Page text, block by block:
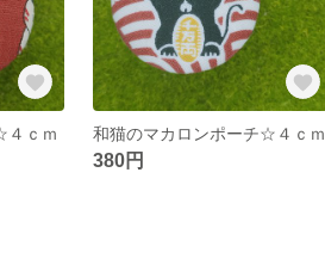
４ｃｍ 和猫のマカロンポーチ☆４ｃｍ
380円